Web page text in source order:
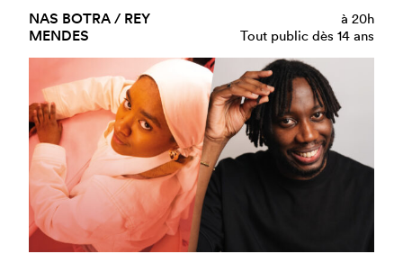
NAS BOTRA / REY
MENDES
à 20h
Tout public dès 14 ans